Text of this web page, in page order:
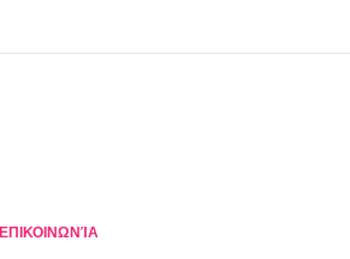
ΕΠΙΚΟΙΝΩΝΊΑ